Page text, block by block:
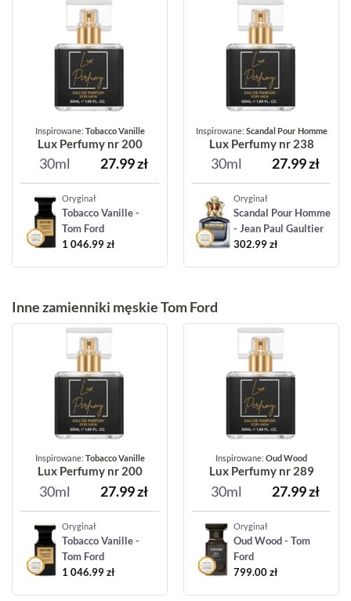
Inspirowane: Tobacco Vanille
Lux Perfumy nr 200
30ml 27.99zł
Oryginał
Tobacco Vanille -
Tom Ford
1 046.99zł
Inspirowane: Scandal Pour Homme
Lux Perfumy nr 238
30ml 27.99zł
Oryginał
Scandal Pour Homme
- Jean Paul Gaultier
302.99zł
Inne zamienniki męskie Tom Ford
Inspirowane: Tobacco Vanille
Lux Perfumy nr 200
30ml 27.99zł
Oryginał
Tobacco Vanille -
Tom Ford
1 046.99zł
Inspirowane: Oud Wood
Lux Perfumy nr 289
30ml 27.99zł
Oryginał
Oud Wood - Tom
Ford
799.00zł